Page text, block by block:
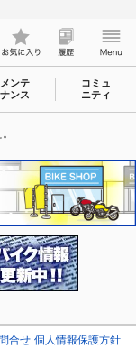
メンテ
ナンス
コミュ
ニティ
合せ 個人情報保護方針